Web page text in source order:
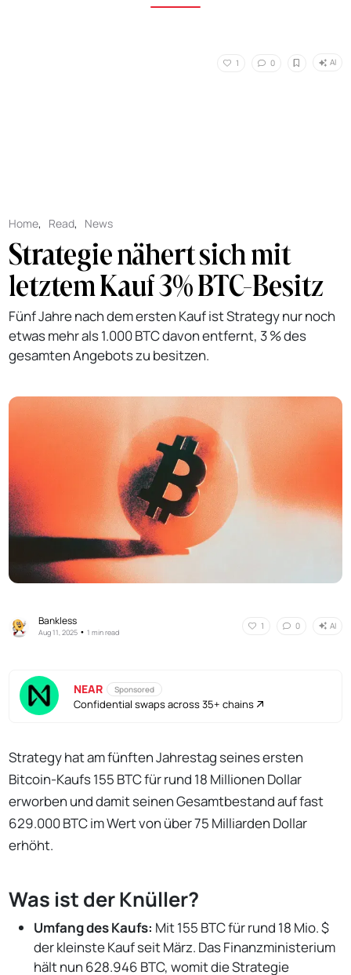
1 0 AI
Home, Read, News
Strategie nähert sich mit
letztem Kauf 3% BTC-Besitz
Fünf Jahre nach dem ersten Kauf ist Strategy nur noch
etwas mehr als 1.000 BTC davon entfernt, 3 % des
gesamten Angebots zu besitzen.
Bankless
Aug 11, 2025 •1 min read
1 0 AI
NEAR Sponsored
Confidential swaps across 35+ chains
Strategy hat am fünften Jahrestag seines ersten
Bitcoin-Kaufs 155 BTC für rund 18 Millionen Dollar
erworben und damit seinen Gesamtbestand auf fast
629.000 BTC im Wert von über 75 Milliarden Dollar
erhöht.
Was ist der Knüller?
Umfang des Kaufs: Mit 155 BTC für rund 18 Mio. $
der kleinste Kauf seit März. Das Finanzministerium
hält nun 628.946 BTC, womit die Strategie